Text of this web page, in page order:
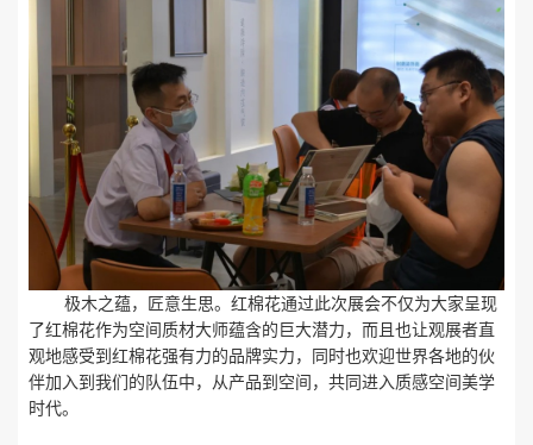
极木之蕴，匠意生思。红棉花通过此次展会不仅为大家呈现
了红棉花作为空间质材大师蕴含的巨大潜力，而且也让观展者直
观地感受到红棉花强有力的品牌实力，同时也欢迎世界各地的伙
伴加入到我们的队伍中，从产品到空间，共同进入质感空间美学
时代。